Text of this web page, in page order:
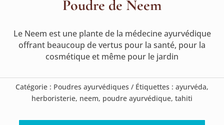
Poudre de Neem
Le Neem est une plante de la médecine ayurvédique
offrant beaucoup de vertus pour la santé, pour la
cosmétique et même pour le jardin
Catégorie : Poudres ayurvédiques Étiquettes : ayurvéda,
herboristerie, neem, poudre ayurvédique, tahiti